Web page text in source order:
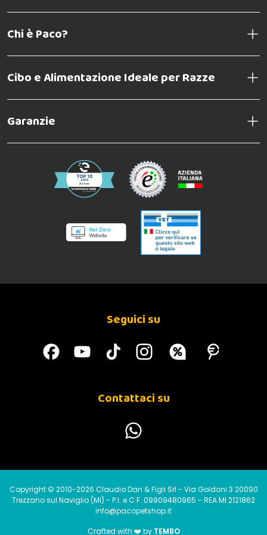
Lo usiamo da anni per il nostro cane senza problemi
Valentina S
22-07-2016
Ottimo prodotto comprato ad un prezzo scontatissimo.
Prodotto efficacissimo, affidabile.
BUON PRODOTTO
buoni prezzi, consegna prima dei tempi previsti
Chi è Paco?
Cibo e Alimentazione Ideale per Razze
Garanzie
Seguici su
Contattaci su
Copyright © 2010-2026 Claudio Dan & Figli Srl - Via Goldoni 3 20090
Trezzano sul Naviglio (MI) - P.I. e C.F. 09909480965 - REA MI 2121862
info@pacopetshop.it
Crafted with ❤️ by TEMBO